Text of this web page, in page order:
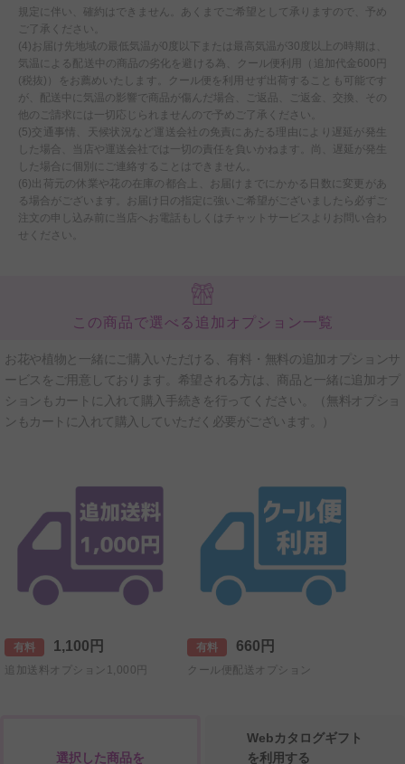
規定に伴い、確約はできません。あくまでご希望として承りますので、予め
ご了承ください。
(4)お届け先地域の最低気温が0度以下または最高気温が30度以上の時期は、
気温による配送中の商品の劣化を避ける為、クール便利用（追加代金600円
(税抜)）をお薦めいたします。クール便を利用せず出荷することも可能です
が、配送中に気温の影響で商品が傷んだ場合、ご返品、ご返金、交換、その
他のご請求には一切応じられませんので予めご了承ください。
(5)交通事情、天候状況など運送会社の免責にあたる理由により遅延が発生
した場合、当店や運送会社では一切の責任を負いかねます。尚、遅延が発生
した場合に個別にご連絡することはできません。
(6)出荷元の休業や花の在庫の都合上、お届けまでにかかる日数に変更があ
る場合がございます。お届け日の指定に強いご希望がございましたら必ずご
注文の申し込み前に当店へお電話もしくはチャットサービスよりお問い合わ
せください。
この商品で選べる追加オプション一覧
お花や植物と一緒にご購入いただける、有料・無料の追加オプションサ
ービスをご用意しております。希望される方は、商品と一緒に追加オプ
ションもカートに入れて購入手続きを行ってください。（無料オプショ
ンもカートに入れて購入していただく必要がございます。）
有料 1,100円
追加送料オプション1,000円
有料 660円
クール便配送オプション
選択した商品を
Webカタログギフト
を利用する